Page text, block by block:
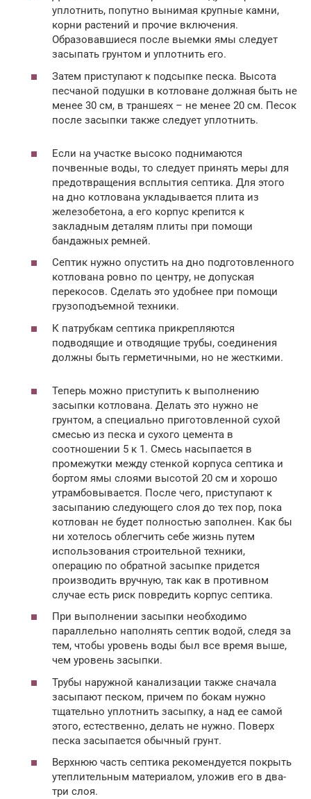
уплотнить, попутно вынимая крупные камни,
корни растений и прочие включения.
Образовавшиеся после выемки ямы следует
засыпать грунтом и уплотнить его.
Затем приступают к подсыпке песка. Высота
песчаной подушки в котловане должная быть не
менее 30 см, в траншеях – не менее 20 см. Песок
после засыпки также следует уплотнить.
Если на участке высоко поднимаются
почвенные воды, то следует принять меры для
предотвращения всплытия септика. Для этого
на дно котлована укладывается плита из
железобетона, а его корпус крепится к
закладным деталям плиты при помощи
бандажных ремней.
Септик нужно опустить на дно подготовленного
котлована ровно по центру, не допуская
перекосов. Сделать это удобнее при помощи
грузоподъемной техники.
К патрубкам септика прикрепляются
подводящие и отводящие трубы, соединения
должны быть герметичными, но не жесткими.
Теперь можно приступить к выполнению
засыпки котлована. Делать это нужно не
грунтом, а специально приготовленной сухой
смесью из песка и сухого цемента в
соотношении 5 к 1. Смесь насыпается в
промежутки между стенкой корпуса септика и
бортом ямы слоями высотой 20 см и хорошо
утрамбовывается. После чего, приступают к
засыпанию следующего слоя до тех пор, пока
котлован не будет полностью заполнен. Как бы
ни хотелось облегчить себе жизнь путем
использования строительной техники,
операцию по обратной засыпке придется
производить вручную, так как в противном
случае есть риск повредить корпус септика.
При выполнении засыпки необходимо
параллельно наполнять септик водой, следя за
тем, чтобы уровень воды был все время выше,
чем уровень засыпки.
Трубы наружной канализации также сначала
засыпают песком, причем по бокам нужно
тщательно уплотнить засыпку, а над ее самой
этого, естественно, делать не нужно. Поверх
песка засыпается обычный грунт.
Верхнюю часть септика рекомендуется покрыть
утеплительным материалом, уложив его в два-
три слоя.